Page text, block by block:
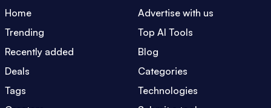
Home
Advertise with us
Trending
Top AI Tools
Recently added
Blog
Deals
Categories
Tags
Technologies